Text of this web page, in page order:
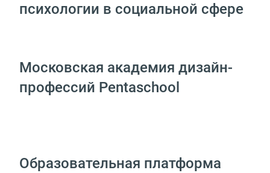
психологии в социальной сфере
Московская академия дизайн-
профессий Pentaschool
Образовательная платформа